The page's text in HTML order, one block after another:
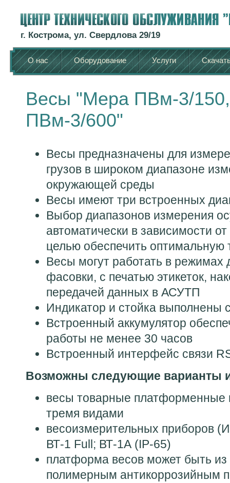
г. Кострома, ул. Свердлова 29/19
О нас Оборудование Услуги
Весы "Мера ПВм-3/
ПВм-3/600"
Весы предназначены для
грузов в широком диапазоне
окружающей среды
Весы имеют три встроенных
Выбор диапазонов измерения
автоматически в зависимости
целью обеспечить оптимальную
Весы могут работать в режимах
фасовки, с печатью этикеток,
передачей данных в АСУТП
Индикатор и стойка выполнены
Встроенный аккумулятор
работы не менее 30 часов
Встроенный интерфейс связи
Возможны следующие варианты
весы товарные платформенные
тремя видами
весоизмерительных приборов
ВТ-1 Full; ВТ-1А (IP-65)
платформа весов может быть из
полимерным антикоррозийным